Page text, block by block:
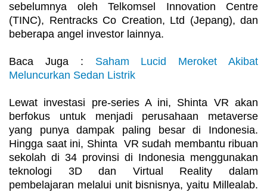
sebelumnya oleh Telkomsel Innovation Centre
(TINC), Rentracks Co Creation, Ltd (Jepang), dan
beberapa angel investor lainnya.
Baca Juga : Saham Lucid Meroket Akibat
Meluncurkan Sedan Listrik
Lewat investasi pre-series A ini, Shinta VR akan
berfokus untuk menjadi perusahaan metaverse
yang punya dampak paling besar di Indonesia.
Hingga saat ini, Shinta VR sudah membantu ribuan
sekolah di 34 provinsi di Indonesia menggunakan
teknologi 3D dan Virtual Reality dalam
pembelajaran melalui unit bisnisnya, yaitu Millealab.